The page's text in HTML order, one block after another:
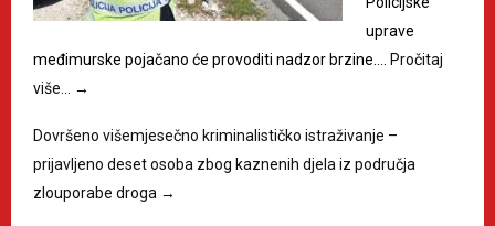
uprave
međimurske pojačano će provoditi nadzor brzine.… Pročitaj
više… →
Dovršeno višemjesečno kriminalističko istraživanje –
prijavljeno deset osoba zbog kaznenih djela iz područja
zlouporabe droga →